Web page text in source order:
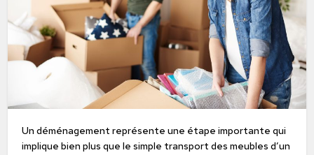
Un déménagement représente une étape importante qui
implique bien plus que le simple transport des meubles d’un